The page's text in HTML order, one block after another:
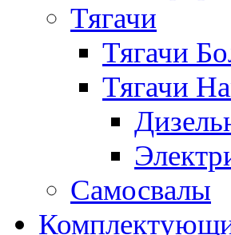
Тягачи
Тягачи
Тягачи
Самосвалы